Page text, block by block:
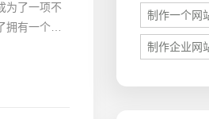
为了一项不
拥有一个优
制作一个网
制作企业网
创意品牌型网站 · 标